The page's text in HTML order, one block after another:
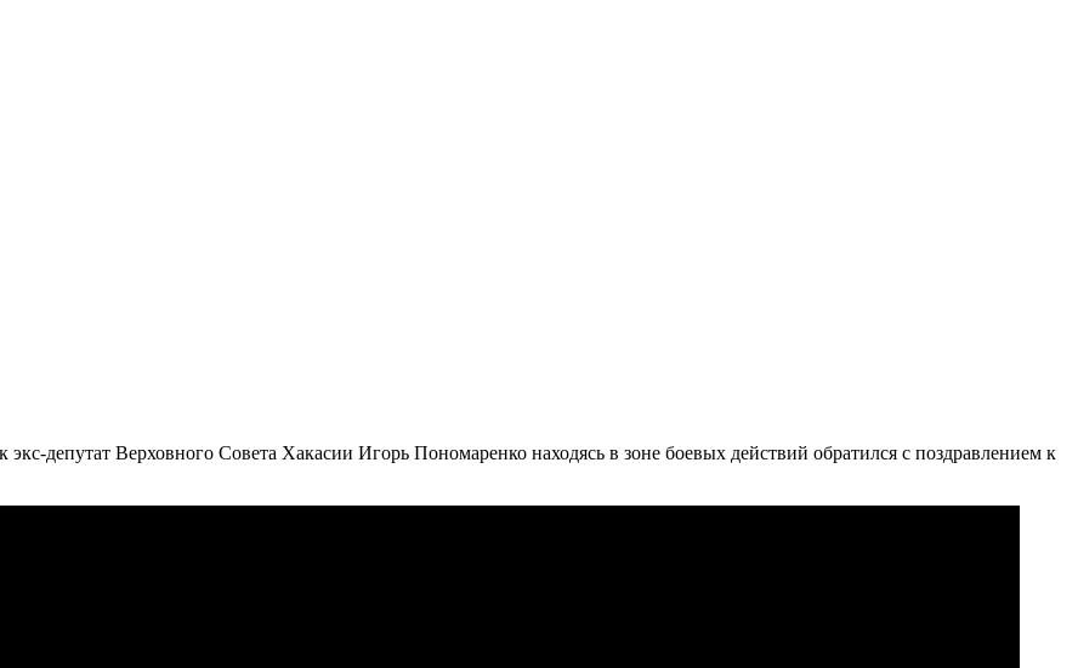
депутат Верховного Совета Хакасии Игорь Пономаренко находясь в зоне боевых действий обратился с поздравлением к